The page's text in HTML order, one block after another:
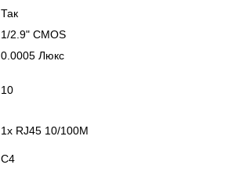
Так
1/2.9" CMOS
0.0005 Люкс
10
1x RJ45 10/100M
C4